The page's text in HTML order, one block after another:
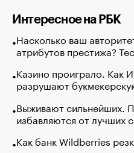
Интересное на РБК
Насколько ваш
атрибутов престижа?
Казино проиграло. Как
разрушают
Выживают сильнейших.
избавляются от лучших
Как банк Wildberries